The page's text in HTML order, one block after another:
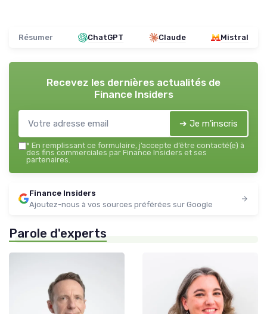
Résumer ChatGPT Claude Mistral
Recevez les dernières actualités de
Finance Insiders
➔ Je m'inscris
* En remplissant ce formulaire, j’accepte d’être contacté(e) à
des fins commerciales par Finance Insiders et ses
partenaires.
Finance Insiders
Ajoutez-nous à vos sources préférées sur Google
Parole d'experts